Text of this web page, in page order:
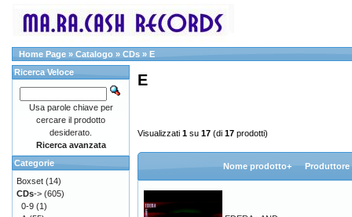
Home Page » Catalogo » CDs » E
E
Visualizzati 1 su 17 (di 17 prodotti)
Nome prodotto+ Produttore
Ricerca Veloce
Usa parole chiave per
cercare il prodotto
desiderato.
Ricerca avanzata
Categorie
Boxset (14)
CDs-> (605)
0-9 (1)